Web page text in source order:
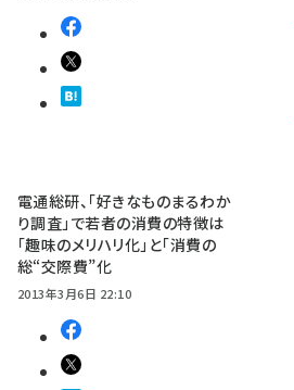
電通総研、「好きなものまるわか
り調査」で若者の消費の特徴は
「趣味のメリハリ化」と「消費の
総“交際費”化
2013年3月6日 22:10